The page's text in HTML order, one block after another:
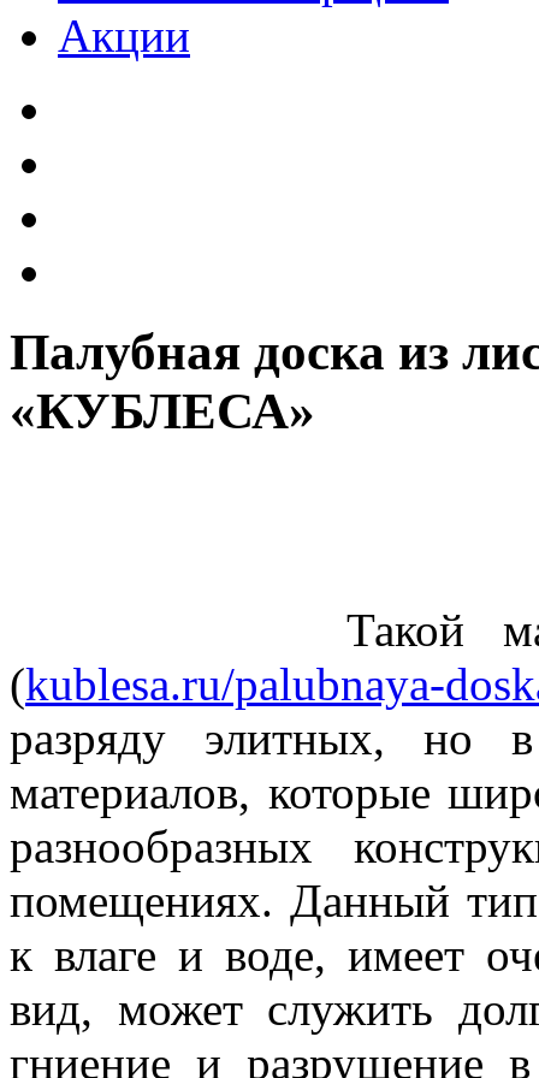
Акции
Палубная доска из
«КУБЛЕСА»
Такой
(kublesa.ru/palubnaya-
разряду элитных, но
материалов, которые
разнообразных
помещениях. Данный тип
к влаге и воде, имеет
вид, может служить
гниение и разрушение